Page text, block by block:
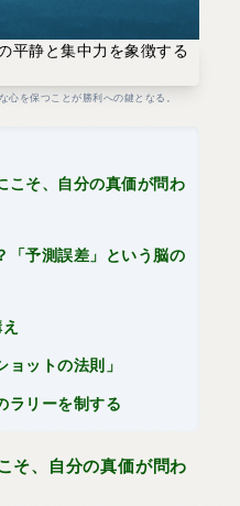
心を保つことが勝利への鍵となる。
こそ、自分の真価が問わ
「予測誤差」という脳の
ットの法則」
ラリーを制する
そ、自分の真価が問わ